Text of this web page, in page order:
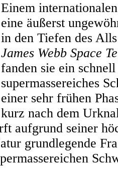
Einem
eine äußerst
in den Tiefen des
James Webb Space
fanden sie ein
supermassereiches
einer sehr frühen
kurz nach dem
aufgrund seiner
grundlegende